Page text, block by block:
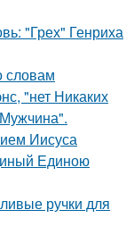
"Грех" Генриха
словам
"нет Никаких
Иисуса
Единою
ручки для